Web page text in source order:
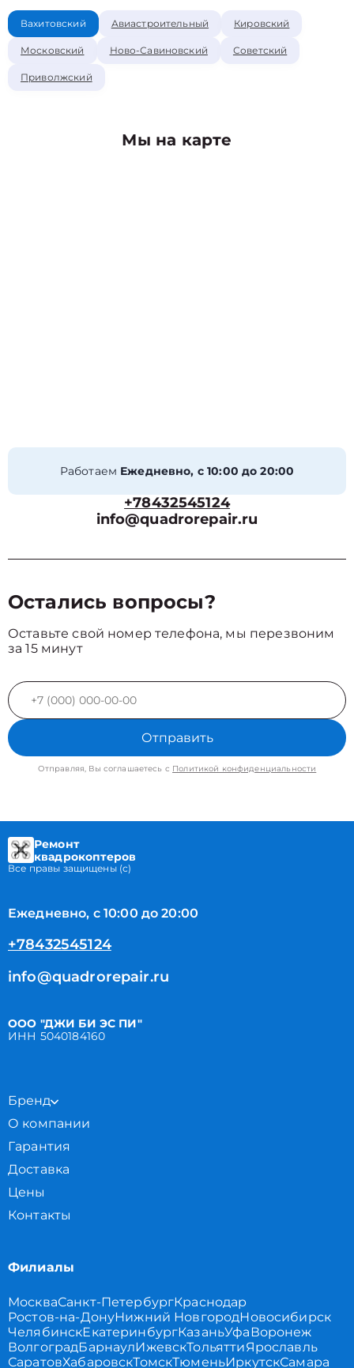
Вахитовский Авиастроительный Кировский
Московский Ново-Савиновский Советский
Приволжский
Мы на карте
Работаем Ежедневно, с 10:00 до 20:00
+78432545124
info@quadrorepair.ru
Остались вопросы?
Оставьте свой номер телефона, мы перезвоним
за 15 минут
Отправить
Отправляя, Вы соглашаетесь с Политикой конфиденциальности
Ремонт
квадрокоптеров
Все правы защищены (с)
Ежедневно, с 10:00 до 20:00
+78432545124
info@quadrorepair.ru
ООО "ДЖИ БИ ЭС ПИ"
ИНН 5040184160
Бренд
О компании
Гарантия
Доставка
Цены
Контакты
Филиалы
МоскваСанкт-ПетербургКраснодар
Ростов-на-ДонуНижний НовгородНовосибирск
ЧелябинскЕкатеринбургКазаньУфаВоронеж
ВолгоградБарнаулИжевскТольяттиЯрославль
СаратовХабаровскТомскТюменьИркутскСамара